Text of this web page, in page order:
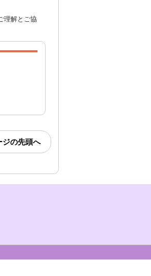
理解とご協
ジの先頭へ